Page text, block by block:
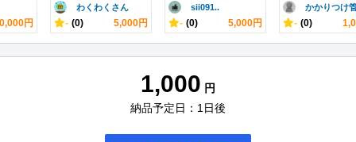
円
わくわくさん
- (0) 5,000円
sii091..
- (0) 5,000円
かかりつけ
- (0)
1,000 円
納品予定日：1日後